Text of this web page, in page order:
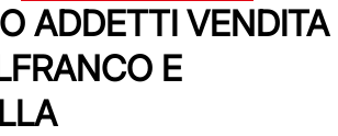
ADDETTI VENDITA
E